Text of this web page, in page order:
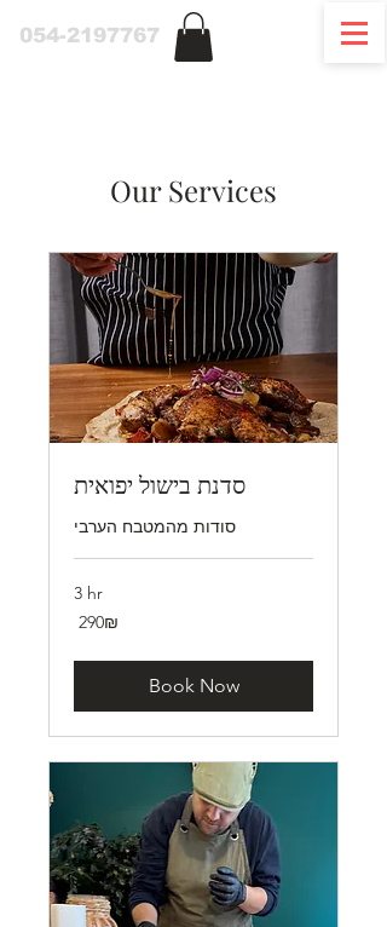
054-2197767
Our Services
סדנת בישול יפואית
סודות מהמטבח הערבי
3 hr
290
שקלים‏290 ‏₪
Book Now